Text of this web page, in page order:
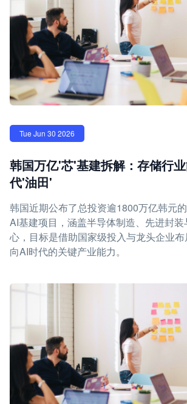
Tue Jun 30 2026
韩国万亿'芯'基建拆解：存储行
代'油田'
韩国近期公布了总投资逾1800万亿韩元
AI基建项目，涵盖半导体制造、先进封装
心，目标是借助国家级投入与龙头企业
向AI时代的关键产业能力。